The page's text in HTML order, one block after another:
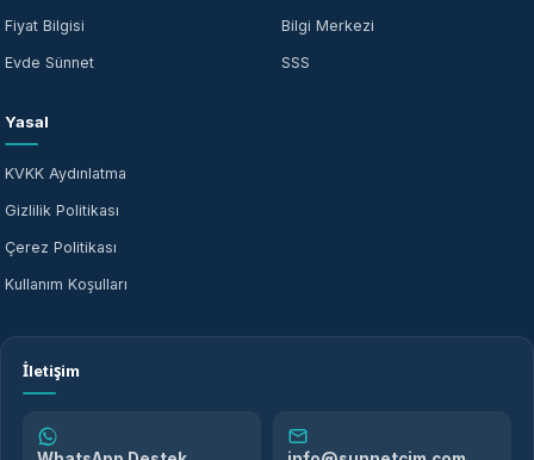
Fiyat Bilgisi
Evde Sünnet
Bilgi Merkezi
SSS
Yasal
KVKK Aydınlatma
Gizlilik Politikası
Çerez Politikası
Kullanım Koşulları
İletişim